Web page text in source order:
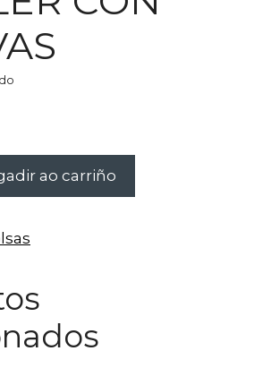
ao carriño